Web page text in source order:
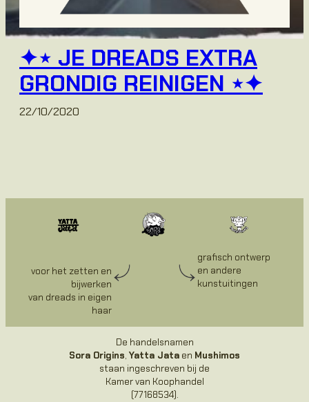
✦⋆ JE DREADS EXTRA
GRONDIG REINIGEN ⋆✦
22/10/2020
voor het zetten en
bijwerken
van dreads in eigen
haar
grafisch ontwerp
en andere
kunstuitingen
De handelsnamen
Sora Origins, Yatta Jata en Mushimos
staan ingeschreven bij de
Kamer van Koophandel
(77168534).